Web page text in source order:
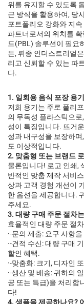
위를 유지할 수 있도록
근 방식을 활용하여, 당
포트폴리오 강화와 지
파트너로서의 위치를
드(PBL) 솔루션이 필요
든, 뤼종 인더스트리얼
리고 신뢰할 수 있는 파
다.
1. 일회용 음식 포장 용
저희 용기는 주로 폴리
의 무독성 플라스틱으
성이 특징입니다. 뜨거
성과 내구성을 보장하
도 이상적입니다.
2. 맞춤형 또는 브랜드
물론입니다! 로고 인쇄,
반적인 맞춤 제작 서비
상과 고객 경험 개선이
한 옵션을 제공합니다.
주세요.
3. 대량 구매 주문 절차
효율적인 대량 주문 절
·-문의 제출: 요구 사항
·-견적 수신: 대량 구매
할인 혜택.
·-맞춤화: 크기, 디자인
·-생산 및 배송: 귀하의
공 또는 특급)을 처리합
다!
4. 샘플을 제공하나요?